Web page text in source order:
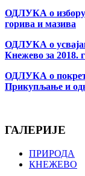
ОДЛУКА о избору
горива и мазива
ОДЛУКА о
Кнежево за 2018.
ОДЛУКА о
Прикупљање и
ГАЛЕРИЈЕ
ПРИРОДА
КНЕЖЕВО